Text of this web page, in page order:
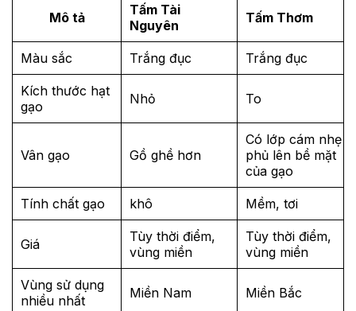
Mô tả
Tấm Tài
Nguyên
Tấm Thơm
Màu sắc Trắng đục Trắng đục
Kích thước hạt
gạo
Nhỏ To
Vân gạo Gồ ghề hơn
Có lớp cám nhẹ
phủ lên bề mặt
của gạo
Tính chất gạo khô Mềm, tơi
Giá
Tùy thời điểm,
vùng miền
Tùy thời điểm,
vùng miền
Vùng sử dụng
nhiều nhất
Miền Nam Miền Bắc